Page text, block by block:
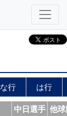
な行 は行
中日選手 他